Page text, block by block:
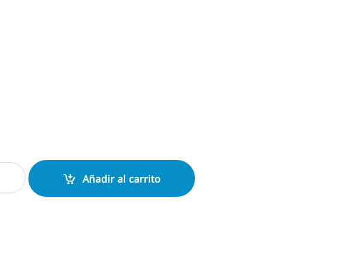
46040 cantidad
Añadir al carrito